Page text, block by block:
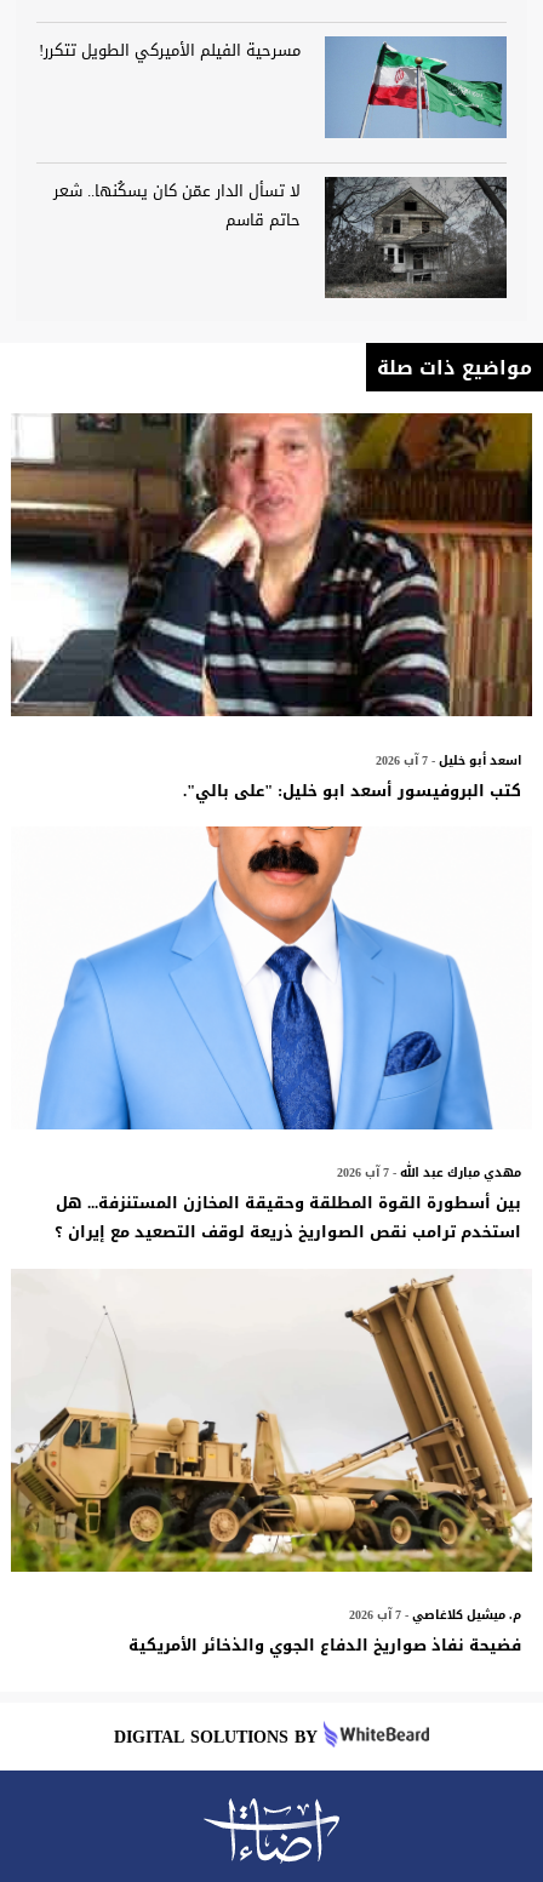
مسرحية الفيلم الأميركي الطويل تتكرر!
لا تسأل الدار عمّن كان يسكُنها.. شعر
حاتم قاسم
مواضيع ذات صلة
اسعد أبو خليل- 7 آب 2026
كتب البروفيسور أسعد ابو خليل: "على بالي".
مهدي مبارك عبد الله- 7 آب 2026
بين أسطورة القوة المطلقة وحقيقة المخازن المستنزفة... هل
استخدم ترامب نقص الصواريخ ذريعة لوقف التصعيد مع إيران ؟
م. ميشيل كلاغاصي- 7 آب 2026
فضيحة نفاذ صواريخ الدفاع الجوي والذخائر الأمريكية
DIGITAL SOLUTIONS BY